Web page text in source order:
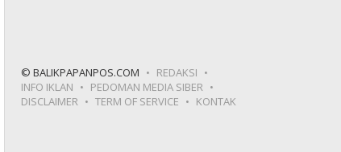
© BALIKPAPANPOS.COM
REDAKSI
INFO IKLAN
PEDOMAN MEDIA SIBER
DISCLAIMER
TERM OF SERVICE KONTAK